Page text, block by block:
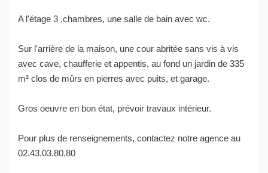
A l'étage 3 ,chambres, une salle de bain avec wc.
Sur l'arrière de la maison, une cour abritée sans vis à vis
avec cave, chaufferie et appentis, au fond un jardin de 335
m² clos de mûrs en pierres avec puits, et garage.
Gros oeuvre en bon état, prévoir travaux intérieur.
Pour plus de renseignements, contactez notre agence au
02.43.03.80.80